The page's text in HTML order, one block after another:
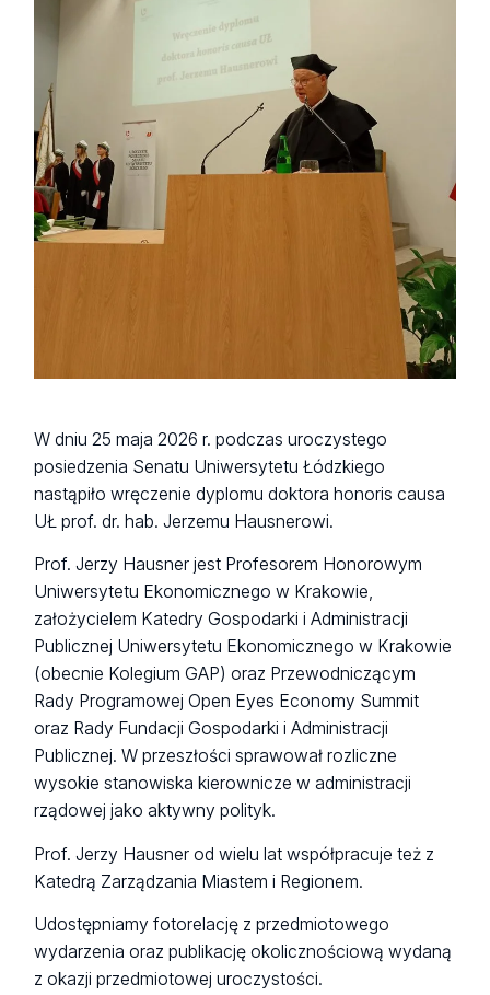
W dniu 25 maja 2026 r. podczas uroczystego
posiedzenia Senatu Uniwersytetu Łódzkiego
nastąpiło wręczenie dyplomu doktora honoris causa
UŁ prof. dr. hab. Jerzemu Hausnerowi.
Prof. Jerzy Hausner jest Profesorem Honorowym
Uniwersytetu Ekonomicznego w Krakowie,
założycielem Katedry Gospodarki i Administracji
Publicznej Uniwersytetu Ekonomicznego w Krakowie
(obecnie Kolegium GAP) oraz Przewodniczącym
Rady Programowej Open Eyes Economy Summit
oraz Rady Fundacji Gospodarki i Administracji
Publicznej. W przeszłości sprawował rozliczne
wysokie stanowiska kierownicze w administracji
rządowej jako aktywny polityk.
Prof. Jerzy Hausner od wielu lat współpracuje też z
Katedrą Zarządzania Miastem i Regionem.
Udostępniamy fotorelację z przedmiotowego
wydarzenia oraz publikację okolicznościową wydaną
z okazji przedmiotowej uroczystości.